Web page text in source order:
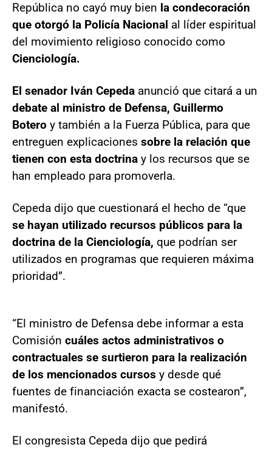
República no cayó muy bien la condecoración
que otorgó la Policía Nacional al líder espiritual
del movimiento religioso conocido como
Cienciología.
El senador Iván Cepeda anunció que citará a un
debate al ministro de Defensa, Guillermo
Botero y también a la Fuerza Pública, para que
entreguen explicaciones sobre la relación que
tienen con esta doctrina y los recursos que se
han empleado para promoverla.
Cepeda dijo que cuestionará el hecho de “que
se hayan utilizado recursos públicos para la
doctrina de la Cienciología, que podrían ser
utilizados en programas que requieren máxima
prioridad”.
“El ministro de Defensa debe informar a esta
Comisión cuáles actos administrativos o
contractuales se surtieron para la realización
de los mencionados cursos y desde qué
fuentes de financiación exacta se costearon”,
manifestó.
El congresista Cepeda dijo que pedirá